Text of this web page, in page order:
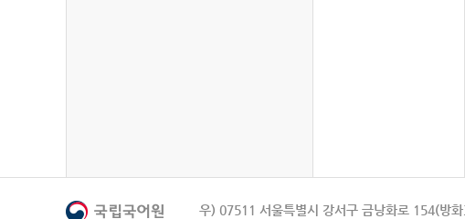
우) 07511 서울특별시 강서구 금낭화로 154(방